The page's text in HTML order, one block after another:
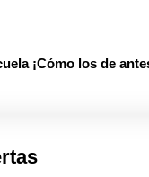
¡Cómo los de